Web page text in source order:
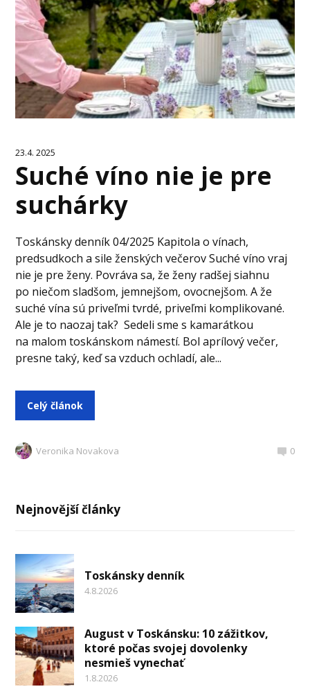
23.4. 2025
Suché víno nie je pre
suchárky
Toskánsky denník 04/2025 Kapitola o vínach,
predsudkoch a sile ženských večerov Suché víno vraj
nie je pre ženy. Povráva sa, že ženy radšej siahnu
po niečom sladšom, jemnejšom, ovocnejšom. A že
suché vína sú priveľmi tvrdé, priveľmi komplikované.
Ale je to naozaj tak? Sedeli sme s kamarátkou
na malom toskánskom námestí. Bol aprílový večer,
presne taký, keď sa vzduch ochladí, ale...
Celý článok
Veronika Novakova 0
Nejnovější články
Toskánsky denník
4.8.2026
August v Toskánsku: 10 zážitkov,
ktoré počas svojej dovolenky
nesmieš vynechať
1.8.2026